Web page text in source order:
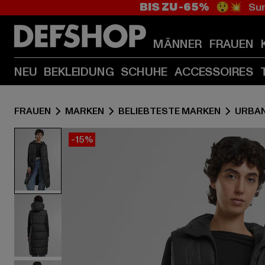
BIS ZU -65% 😲💥
MÄNNER FRAUEN
NEU BEKLEIDUNG SCHUHE ACCESSOIRES
FRAUEN MARKEN BELIEBTESTE MARKEN
-15%